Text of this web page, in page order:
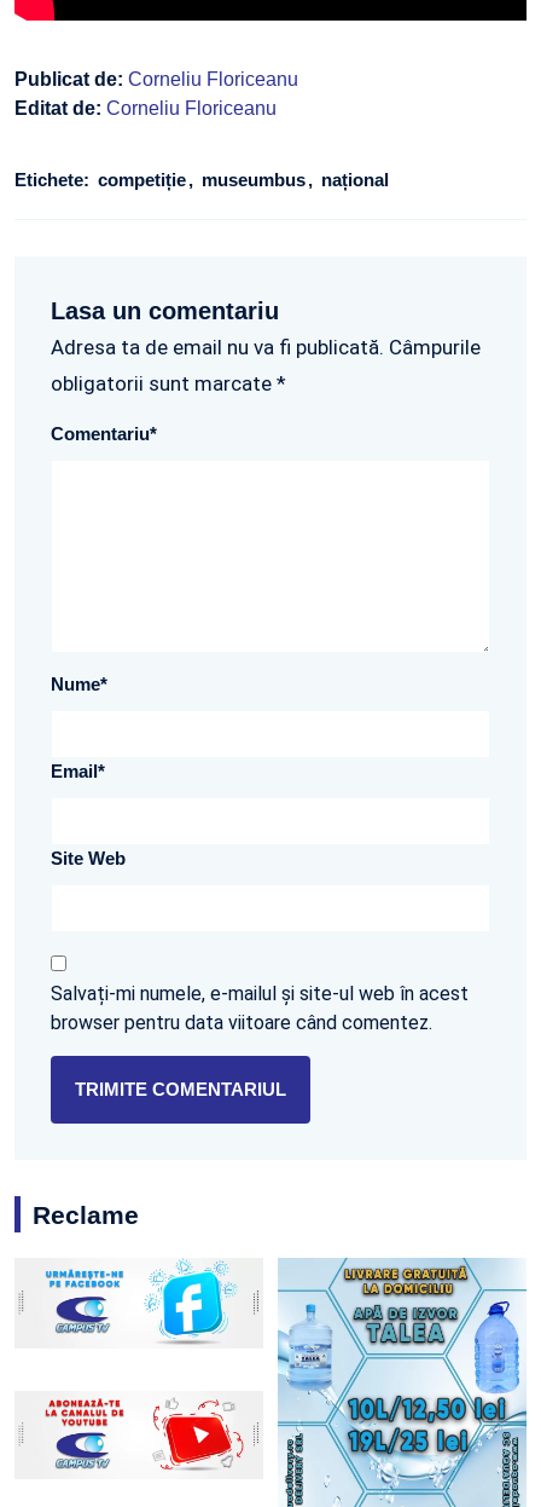
Publicat de: Corneliu Floriceanu
Editat de: Corneliu Floriceanu
Etichete: competiție museumbus național
Lasa un comentariu
Adresa ta de email nu va fi publicată. Câmpurile
obligatorii sunt marcate *
Comentariu*
Nume*
Email*
Site Web
Salvați-mi numele, e-mailul și site-ul web în acest
browser pentru data viitoare când comentez.
Reclame